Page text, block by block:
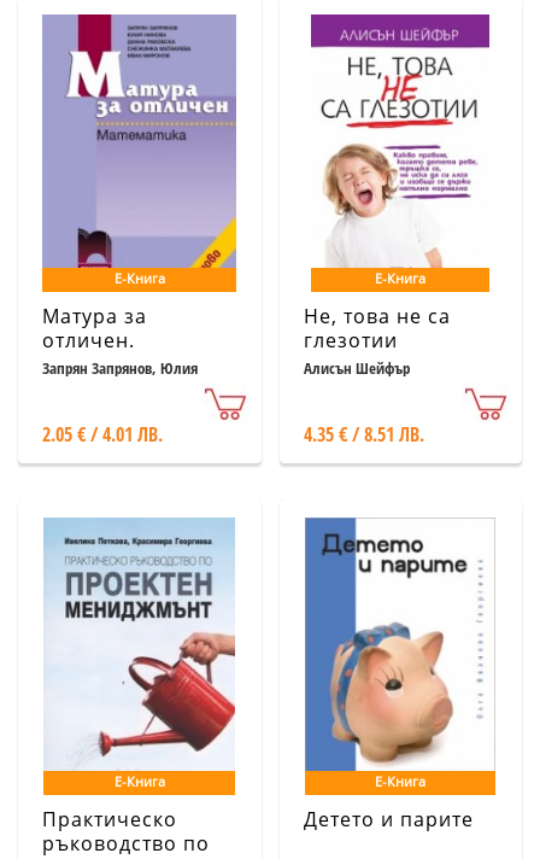
Е-Книга
Матура за
отличен.
Математика
Запрян Запрянов, Юлия
Снежинка Матакиева, Иван
2.05 € / 4.01 ЛВ.
Е-Книга
Не, това не са
глезотии
Алисън Шейфър
4.35 € / 8.51 ЛВ.
Е-Книга
Практическо
ръководство по
Е-Книга
Детето и парите